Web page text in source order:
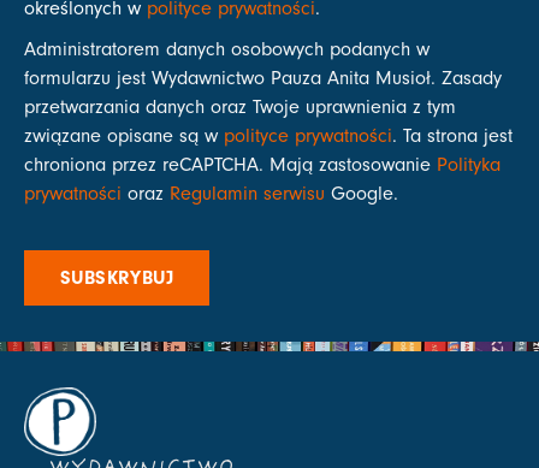
określonych w polityce prywatności.
Administratorem danych osobowych podanych w
formularzu jest Wydawnictwo Pauza Anita Musioł. Zasady
przetwarzania danych oraz Twoje uprawnienia z tym
związane opisane są w polityce prywatności. Ta strona jest
chroniona przez reCAPTCHA. Mają zastosowanie Polityka
prywatności oraz Regulamin serwisu Google.
SUBSKRYBUJ